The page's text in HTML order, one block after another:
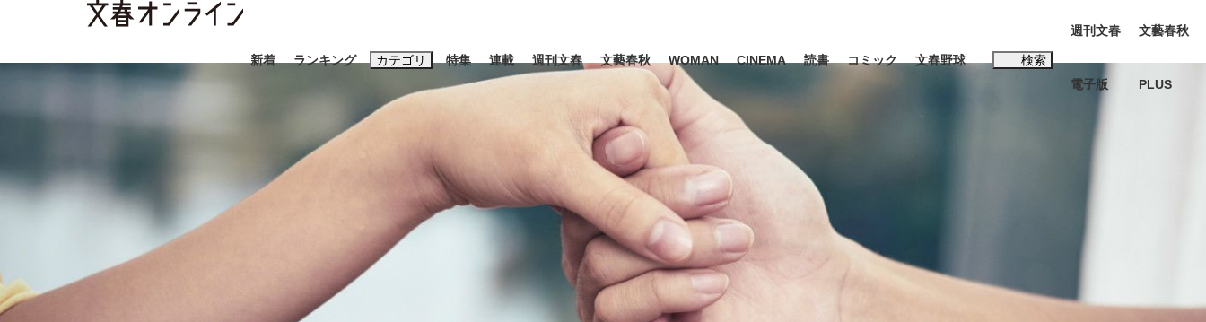
新着 ランキング カテゴリ
ニュース ライフ ビジネス
特集 連載 週刊文春 文藝春秋 WOMAN CINEMA 読書 コミック 文春野球 検索
キーワード入力
おすすめのキーワードタグ一覧
#三山凌輝 #高市早苗 #後藤真希 #森岡毅 #城彰二 #内田有紀
#松田聖子
#玉木雄一郎
週刊文春
電子版
文藝春秋
PLUS